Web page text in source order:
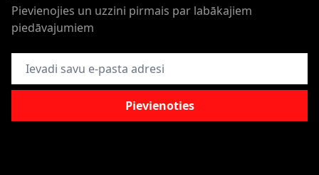
Pievienojies un uzzini pirmais par labākajiem
piedāvajumiem
E-pasta adrese
Pievienoties